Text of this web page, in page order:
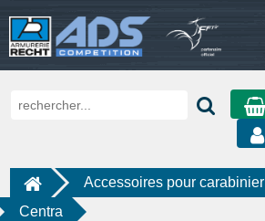
Accessoires pour carabinier
Centra